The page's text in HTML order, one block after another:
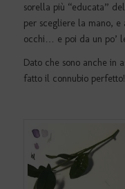
sorella più “educata”
per scegliere la mano, e
occhi… e poi da un po’
Dato che sono anche in
fatto il connubio